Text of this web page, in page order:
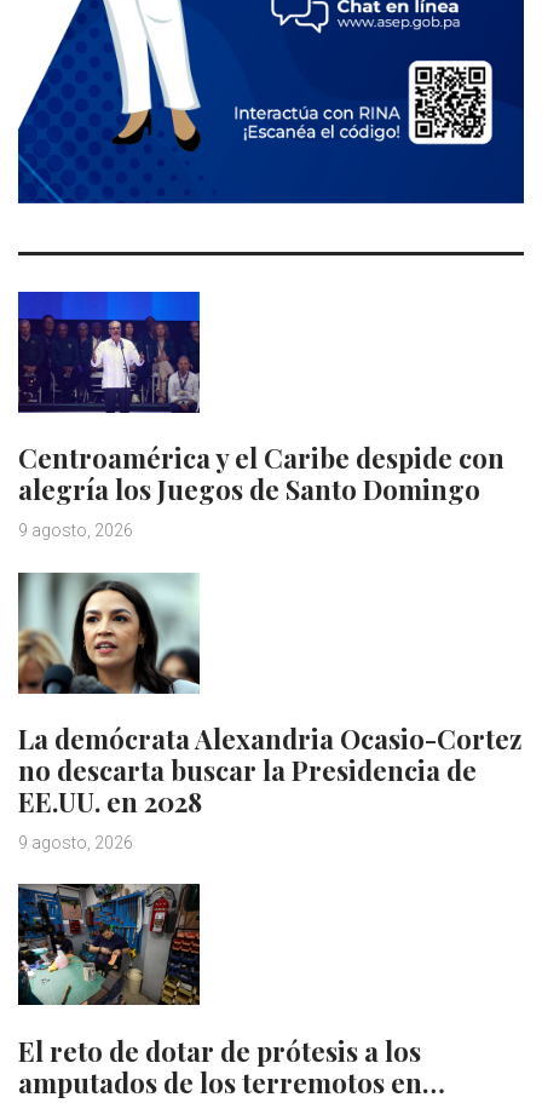
Centroamérica y el Caribe despide con
alegría los Juegos de Santo Domingo
9 agosto, 2026
La demócrata Alexandria Ocasio-Cortez
no descarta buscar la Presidencia de
EE.UU. en 2028
9 agosto, 2026
El reto de dotar de prótesis a los
amputados de los terremotos en…